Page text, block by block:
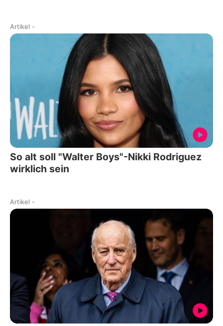
Artikel -
So alt soll "Walter Boys"-Nikki Rodriguez
wirklich sein
Artikel -